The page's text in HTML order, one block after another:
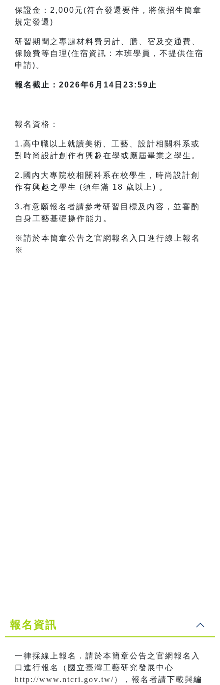
保證金：2,000元(符合發還要件，將依招生簡章
規定發還)
研習期間之專題材料費另計、膳、宿及交通費、
保險費等自理(住宿資訊 : 本班學員，不提供住宿
申請)。
報名截止：2026年6月14日23:59止
報名資格：
1.高中職以上就讀美術、工藝、設計相關科系或
對時尚設計創作有興趣在學或應屆畢業之學生。
2.國內大專院校相關科系在校學生，時尚設計創
作有興趣之學生 (須年滿 18 歲以上) 。
3.有意願報名者請參考研習目標及內容，並審酌
自身工藝基礎操作能力。
※請於本簡章公告之官網報名入口進行線上報名
※
報名資訊
一律採線上報名．請於本簡章公告之官網報名入
口進行報名（國立臺灣工藝研究發展中心
http://www.ntcri.gov.tw/），報名者請下載與編